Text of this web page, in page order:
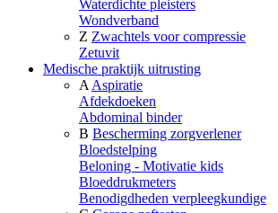
Waterdichte pleisters
Wondverband
Z Zwachtels voor compressie
Zetuvit
Medische praktijk uitrusting
A Aspiratie
Afdekdoeken
Abdominal binder
B Bescherming zorgverlener
Bloedstelping
Beloning - Motivatie kids
Bloeddrukmeters
Benodigdheden verpleegkundige